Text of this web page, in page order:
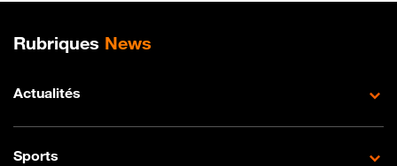
Plan de site
Rubriques News
Actualités
Sports